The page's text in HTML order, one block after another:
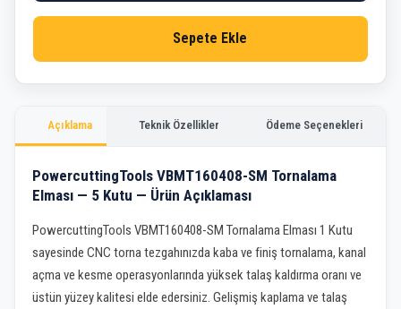
Açıklama Teknik Özellikler Ödeme Seçenekleri
PowercuttingTools VBMT160408-SM Tornalama
Elması — 5 Kutu — Ürün Açıklaması
PowercuttingTools VBMT160408-SM Tornalama Elması 1 Kutu
sayesinde CNC torna tezgahınızda kaba ve finiş tornalama, kanal
açma ve kesme operasyonlarında yüksek talaş kaldırma oranı ve
üstün yüzey kalitesi elde edersiniz. Gelişmiş kaplama ve talaş
Sepete Ekle